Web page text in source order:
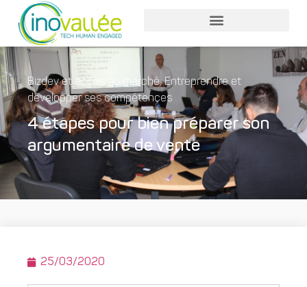
Bizdev et accès au marché,Entreprendre et
développer ses compétences
4 étapes pour bien préparer son
argumentaire de vente
25/03/2020